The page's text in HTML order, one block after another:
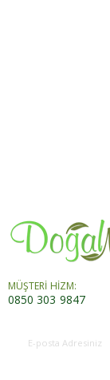
MÜŞTERİ HİZM:
0850 303 9847